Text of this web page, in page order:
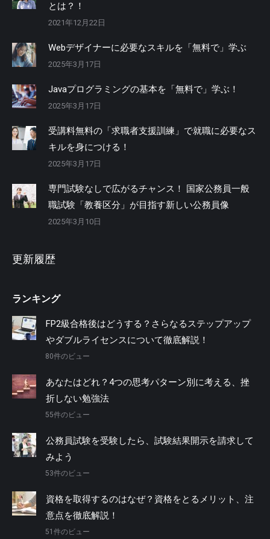
とは？！
2021年12月22日
Webデザイナーに必要なスキルを「無料で」学ぶ
2025年3月17日
Javaプログラミングの基本を「無料で」学ぶ！
2025年3月17日
受講料無料の「求職者支援訓練」で就職に必要なス
キルを身につける！
2025年3月17日
専門試験なしで広がるチャンス！ 国家公務員一般
職試験「教養区分」が目指す新しい公務員像
2025年3月10日
更新履歴
ランキング
FP2級合格後はどうする？さらなるステップアップ
やダブルライセンスについて徹底解説！
80件のビュー
あなたはどれ？4つの思考パターン別に考える、挫
折しない勉強法
55件のビュー
公務員試験を受験したら、試験結果開示を請求して
みよう
53件のビュー
資格を取得するのはなぜ？資格をとるメリット、注
意点を徹底解説！
51件のビュー